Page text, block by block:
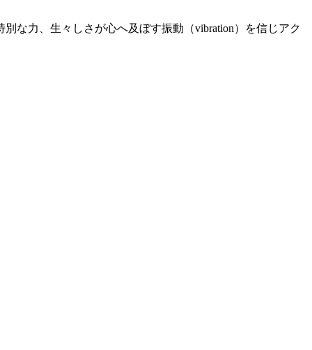
な力、生々しさが心へ及ぼす振動（vibration）を信じアク